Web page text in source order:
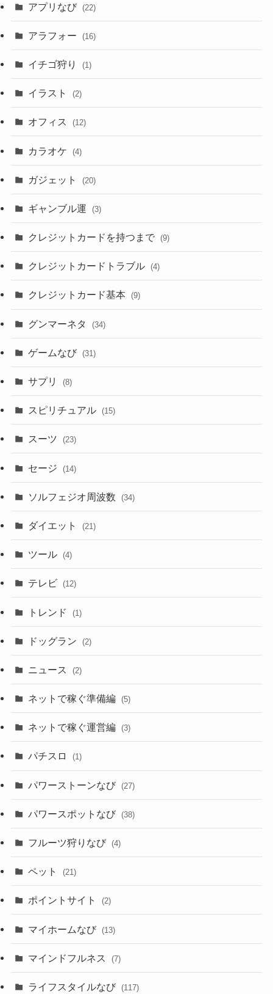
アプリなび (22)
アラフォー (16)
イチゴ狩り (1)
イラスト (2)
オフィス (12)
カラオケ (4)
ガジェット (20)
ギャンブル運 (3)
クレジットカードを持つまで (9)
クレジットカードトラブル (4)
クレジットカード基本 (9)
グンマーネタ (34)
ゲームなび (31)
サプリ (8)
スピリチュアル (15)
スーツ (23)
セージ (14)
ソルフェジオ周波数 (34)
ダイエット (21)
ツール (4)
テレビ (12)
トレンド (1)
ドッグラン (2)
ニュース (2)
ネットで稼ぐ準備編 (5)
ネットで稼ぐ運営編 (3)
パチスロ (1)
パワーストーンなび (27)
パワースポットなび (38)
フルーツ狩りなび (4)
ペット (21)
ポイントサイト (2)
マイホームなび (13)
マインドフルネス (7)
ライフスタイルなび (117)